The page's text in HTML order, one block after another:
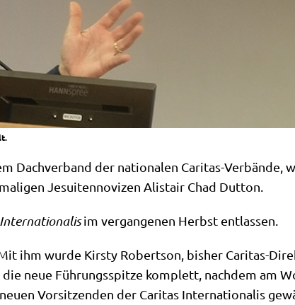
Dach­ver­band der natio­na­len Cari­tas-Ver­bän­de,
Jesui­ten­no­vi­zen Ali­sta­ir Chad Dutton.
im ver­gan­ge­nen Herbst entlassen.
ihm wur­de Kirsty Robert­son, bis­her Cari­tas-
neue Füh­rungs­spit­ze kom­plett, nach­dem am
Vor­sit­zen­den der Cari­tas Inter­na­tio­na­lis